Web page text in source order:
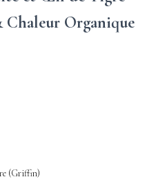
Organique
(Griffin)